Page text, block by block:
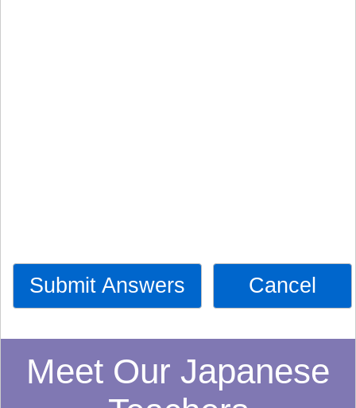
Submit Answers Cancel
Meet Our Japanese